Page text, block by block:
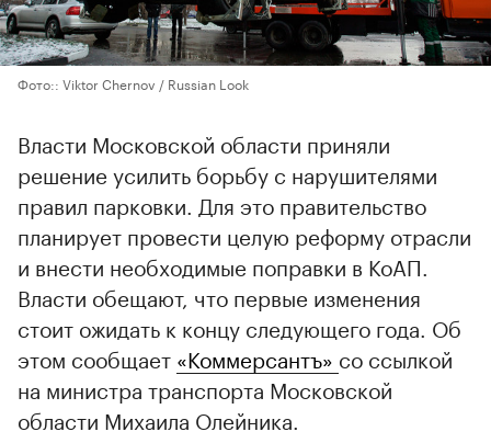
Фото:: Viktor Chernov / Russian Look
Власти Московской области приняли
решение усилить борьбу с нарушителями
правил парковки. Для это правительство
планирует провести целую реформу отрасли
и внести необходимые поправки в КоАП.
Власти обещают, что первые изменения
стоит ожидать к концу следующего года. Об
этом сообщает «Коммерсантъ» со ссылкой
на министра транспорта Московской
области Михаила Олейника.